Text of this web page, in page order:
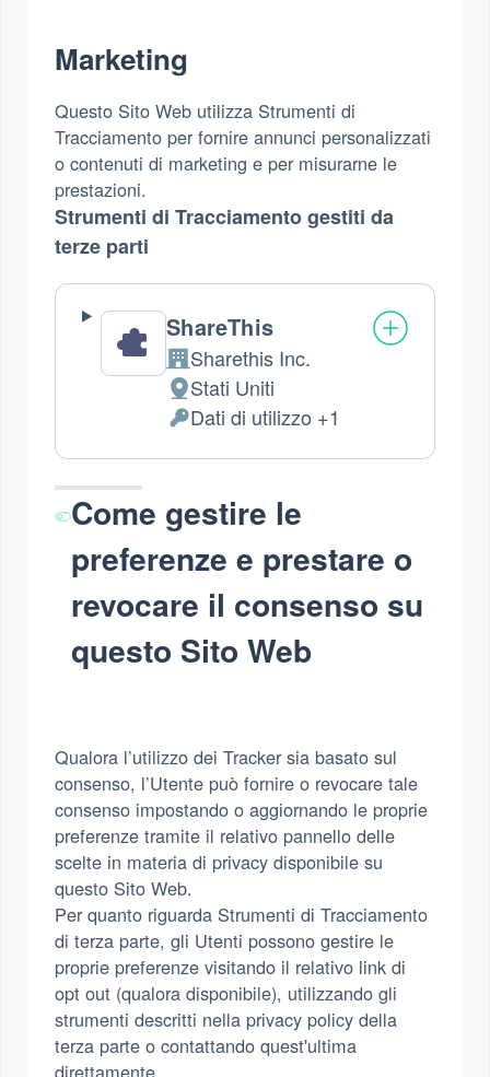
Marketing
Questo Sito Web utilizza Strumenti di
Tracciamento per fornire annunci personalizzati
o contenuti di marketing e per misurarne le
prestazioni.
Strumenti di Tracciamento gestiti da
terze parti
ShareThis
Azienda:
Sharethis Inc.
Luogo
del
trattamento:
Stati Uniti
Dati
Personali
Dati di utilizzo +1
Come gestire le
preferenze e prestare o
revocare il consenso su
questo Sito Web
Qualora l’utilizzo dei Tracker sia basato sul
consenso, l’Utente può fornire o revocare tale
consenso impostando o aggiornando le proprie
preferenze tramite il relativo pannello delle
scelte in materia di privacy disponibile su
questo Sito Web.
Per quanto riguarda Strumenti di Tracciamento
di terza parte, gli Utenti possono gestire le
proprie preferenze visitando il relativo link di
opt out (qualora disponibile), utilizzando gli
strumenti descritti nella privacy policy della
terza parte o contattando quest'ultima
direttamente.